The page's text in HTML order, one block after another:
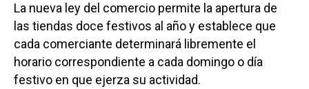
La nueva ley del comercio permite la apertura de
las tiendas doce festivos al año y establece que
cada comerciante determinará libremente el
horario correspondiente a cada domingo o día
festivo en que ejerza su actividad.